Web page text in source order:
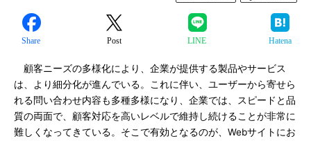
Share Post LINE Hatena
顧客ニーズの多様化により、企業が提供する製品やサービス
は、より細分化が進んでいる。これに伴い、ユーザーから寄せら
れる問い合わせ内容も多種多様になり、企業では、スピードと品
質の両面で、顧客対応を高いレベルで維持し続けることが非常に
難しくなってきている。そこで有効となるのが、Webサイトにお